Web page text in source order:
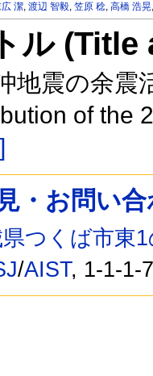
潔,渡辺 智毅,笠原 稔,高橋 浩晃
ル
地震の余震
of the
・お問い
つくば市東
/AIST, 1-1-1-